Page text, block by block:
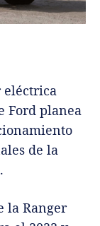
eléctrica
Ford planea
de la
la Ranger